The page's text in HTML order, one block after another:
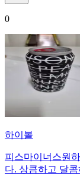
0
하이볼
피스마이너스원
다. 상큼하고 달